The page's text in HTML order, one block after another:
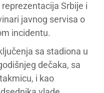
Srbije i
javnog servisa o
incidentu.
sa stadiona u
dečaka, sa
i kao